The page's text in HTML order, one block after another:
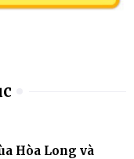
Hòa Long và